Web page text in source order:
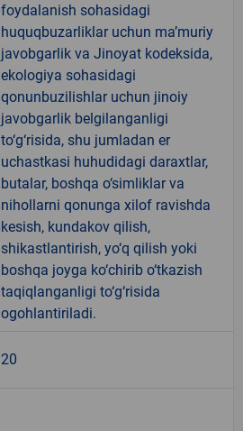
foydalanish sohasidagi
huquqbuzarliklar uchun ma’muriy
javobgarlik va Jinoyat kodeksida,
ekologiya sohasidagi
qonunbuzilishlar uchun jinoiy
javobgarlik belgilanganligi
to‘g‘risida, shu jumladan er
uchastkasi huhudidagi daraxtlar,
butalar, boshqa o‘simliklar va
nihollarni qonunga xilof ravishda
kesish, kundakov qilish,
shikastlantirish, yo‘q qilish yoki
boshqa joyga ko‘chirib o‘tkazish
taqiqlanganligi to‘g‘risida
ogohlantiriladi.
20